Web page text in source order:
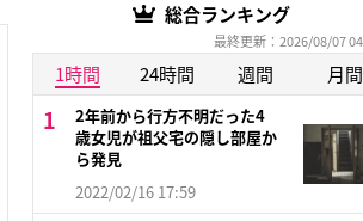
総合ランキング
最終更新：2026/08/07
1時間 24時間 週間 月間
2年前から行方不明だった4
歳女児が祖父宅の隠し部屋か
ら発見
2022/02/16 17:59